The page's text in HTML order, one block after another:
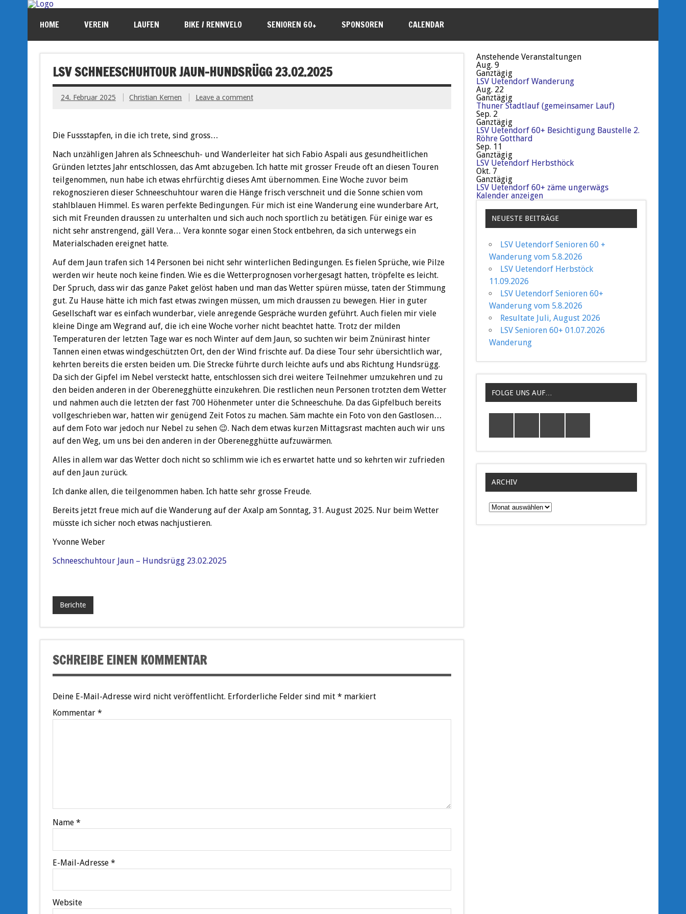
HOME VEREIN LAUFEN BIKE / RENNVELO SENIOREN 60+ SPONSOREN CALENDAR
LSV SCHNEESCHUHTOUR JAUN-HUNDSRÜGG 23.02.2025
24. Februar 2025 Christian Kernen Leave a comment
Die Fussstapfen, in die ich trete, sind gross…
Nach unzähligen Jahren als Schneeschuh- und Wanderleiter hat sich Fabio Aspali aus gesundheitlichen
Gründen letztes Jahr entschlossen, das Amt abzugeben. Ich hatte mit grosser Freude oft an diesen Touren
teilgenommen, nun habe ich etwas ehrfürchtig dieses Amt übernommen. Eine Woche zuvor beim
rekognoszieren dieser Schneeschuhtour waren die Hänge frisch verschneit und die Sonne schien vom
stahlblauen Himmel. Es waren perfekte Bedingungen. Für mich ist eine Wanderung eine wunderbare Art,
sich mit Freunden draussen zu unterhalten und sich auch noch sportlich zu betätigen. Für einige war es
nicht sehr anstrengend, gäll Vera… Vera konnte sogar einen Stock entbehren, da sich unterwegs ein
Materialschaden ereignet hatte.
Auf dem Jaun trafen sich 14 Personen bei nicht sehr winterlichen Bedingungen. Es fielen Sprüche, wie Pilze
werden wir heute noch keine finden. Wie es die Wetterprognosen vorhergesagt hatten, tröpfelte es leicht.
Der Spruch, dass wir das ganze Paket gelöst haben und man das Wetter spüren müsse, taten der Stimmung
gut. Zu Hause hätte ich mich fast etwas zwingen müssen, um mich draussen zu bewegen. Hier in guter
Gesellschaft war es einfach wunderbar, viele anregende Gespräche wurden geführt. Auch fielen mir viele
kleine Dinge am Wegrand auf, die ich eine Woche vorher nicht beachtet hatte. Trotz der milden
Temperaturen der letzten Tage war es noch Winter auf dem Jaun, so suchten wir beim Znünirast hinter
Tannen einen etwas windgeschützten Ort, den der Wind frischte auf. Da diese Tour sehr übersichtlich war,
kehrten bereits die ersten beiden um. Die Strecke führte durch leichte aufs und abs Richtung Hundsrügg.
Da sich der Gipfel im Nebel versteckt hatte, entschlossen sich drei weitere Teilnehmer umzukehren und zu
den beiden anderen in der Oberenegghütte einzukehren. Die restlichen neun Personen trotzten dem Wetter
und nahmen auch die letzten der fast 700 Höhenmeter unter die Schneeschuhe. Da das Gipfelbuch bereits
vollgeschrieben war, hatten wir genügend Zeit Fotos zu machen. Säm machte ein Foto von den Gastlosen…
auf dem Foto war jedoch nur Nebel zu sehen 😉. Nach dem etwas kurzen Mittagsrast machten auch wir uns
auf den Weg, um uns bei den anderen in der Oberenegghütte aufzuwärmen.
Alles in allem war das Wetter doch nicht so schlimm wie ich es erwartet hatte und so kehrten wir zufrieden
auf den Jaun zurück.
Ich danke allen, die teilgenommen haben. Ich hatte sehr grosse Freude.
Bereits jetzt freue mich auf die Wanderung auf der Axalp am Sonntag, 31. August 2025. Nur beim Wetter
müsste ich sicher noch etwas nachjustieren.
Yvonne Weber
Schneeschuhtour Jaun – Hundsrügg 23.02.2025
Berichte
SCHREIBE EINEN KOMMENTAR
Deine E-Mail-Adresse wird nicht veröffentlicht. Erforderliche Felder sind mit * markiert
Kommentar *
Name *
E-Mail-Adresse *
Website
Anstehende Veranstaltungen
Aug.9
Ganztägig
LSV Uetendorf Wanderung
Aug. 22
Ganztägig
Thuner Stadtlauf (gemeinsamer Lauf)
Sep. 2
Ganztägig
LSV Uetendorf 60+ Besichtigung Baustelle 2.
Röhre Gotthard
Sep. 11
Ganztägig
LSV Uetendorf Herbsthöck
Okt. 7
Ganztägig
LSV Uetendorf 60+ zäme ungerwägs
Kalender anzeigen
NEUESTE BEITRÄGE
LSV Uetendorf Senioren 60 +
Wanderung vom 5.8.2026
LSV Uetendorf Herbstöck
11.09.2026
LSV Uetendorf Senioren 60+
Wanderung vom 5.8.2026
Resultate Juli, August 2026
LSV Senioren 60+ 01.07.2026
Wanderung
FOLGE UNS AUF…
ARCHIV
Archiv